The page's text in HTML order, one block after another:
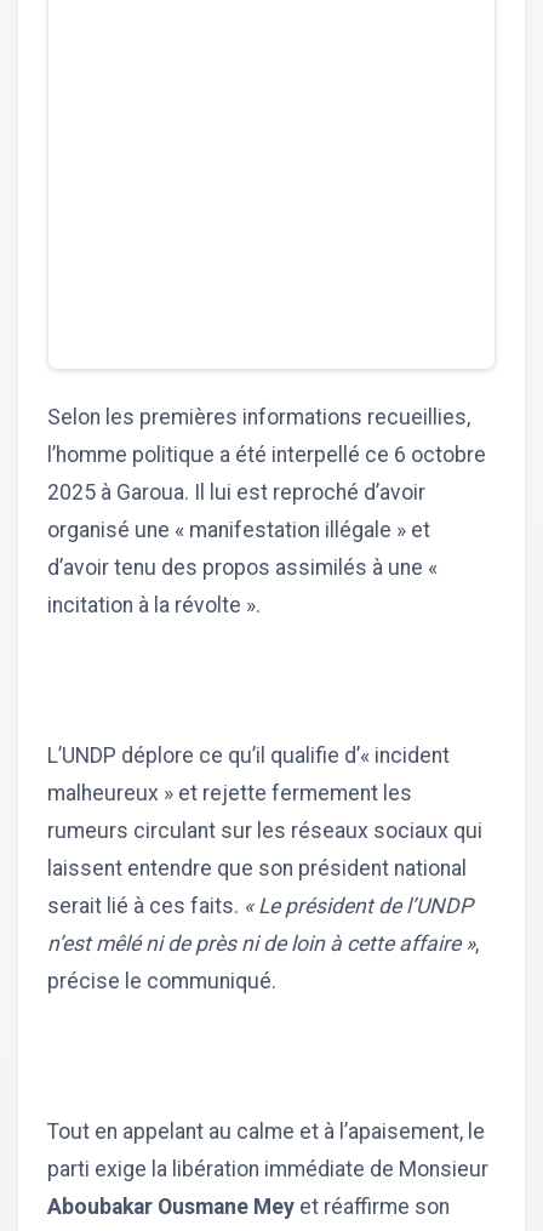
Selon les premières informations recueillies,
l’homme politique a été interpellé ce 6 octobre
2025 à Garoua. Il lui est reproché d’avoir
organisé une « manifestation illégale » et
d’avoir tenu des propos assimilés à une «
incitation à la révolte ».
L’UNDP déplore ce qu’il qualifie d’« incident
malheureux » et rejette fermement les
rumeurs circulant sur les réseaux sociaux qui
laissent entendre que son président national
serait lié à ces faits. « Le président de l’UNDP
n’est mêlé ni de près ni de loin à cette affaire »,
précise le communiqué.
Tout en appelant au calme et à l’apaisement, le
parti exige la libération immédiate de Monsieur
Aboubakar Ousmane Mey et réaffirme son